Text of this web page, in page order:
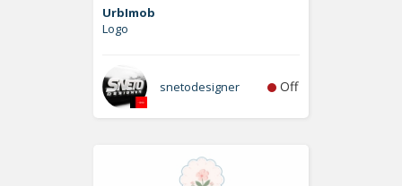
UrbImob
Logo
snetodesigner Off